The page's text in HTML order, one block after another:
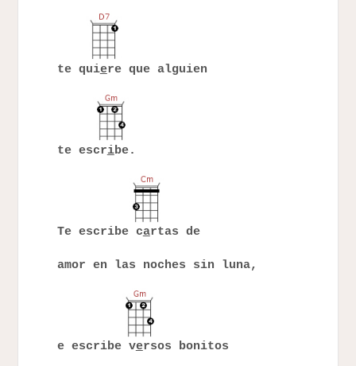
te quiere que alguien
te escribe.
Te escribe cartas de
amor en las noches sin luna,
e escribe versos bonitos